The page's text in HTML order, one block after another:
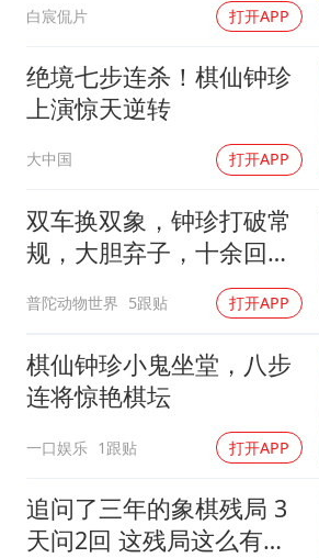
白宸侃片 打开APP
绝境七步连杀！棋仙钟珍
上演惊天逆转
大中国 打开APP
双车换双象，钟珍打破常
规，大胆弃子，十余回合
隐忍一招完成封喉绝杀
普陀动物世界 5跟贴 打开APP
棋仙钟珍小鬼坐堂，八步
连将惊艳棋坛
一口娱乐 1跟贴 打开APP
追问了三年的象棋残局 3
天问2回 这残局这么有魔